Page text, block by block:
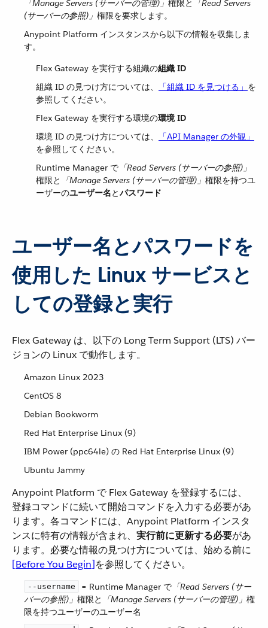
「Manage Servers (サーバーの管理)」 ​権限と​
「Read Servers
(サーバーの参照)」 ​権限を要求します。
Anypoint Platform インスタンスから以下の情報を収集しま
す。
Flex Gateway を実行する組織の​組織 ID
組織 ID の見つけ方については、​
「組織 ID を見つける」 ​を
参照してください。
Flex Gateway を実行する環境の​環境 ID
環境 ID の見つけ方については、​
「API Manager の外観」
を参照してください。
Runtime Manager で​ 「Read Servers (サーバーの参照)」
権限と​
「Manage Servers (サーバーの管理)」 ​権限を持つユ
ーザーの​ユーザー名​と​パスワード
ユーザー名とパスワードを
使用した Linux サービスと
しての登録と実行
Flex Gateway は、以下の Long Term Support (LTS) バー
ジョンの Linux で動作します。
Amazon Linux 2023
CentOS 8
Debian Bookworm
Red Hat Enterprise Linux (9)
IBM Power (ppc64le) の Red Hat Enterprise Linux (9)
Ubuntu Jammy
Anypoint Platform で Flex Gateway を登録するには、
登録コマンドに続いて開始コマンドを入力する必要があ
ります。各コマンドには、Anypoint Platform インスタ
ンスに特有の情報が含まれ、​ 実行前に更新する必要​があ
ります。必要な情報の見つけ方については、始める前に​
[Before You Begin]​を参照してください。
--username ​ = Runtime Manager で​ 「Read Servers (サー
バーの参照)」 ​権限と​ 「Manage Servers (サーバーの管理)」 ​権
限を持つユーザーのユーザー名